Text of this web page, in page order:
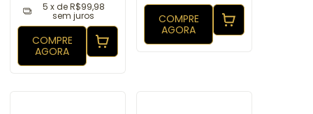
5 x deR$99,98
sem juros
COMPRE
AGORA
COMPRE
AGORA